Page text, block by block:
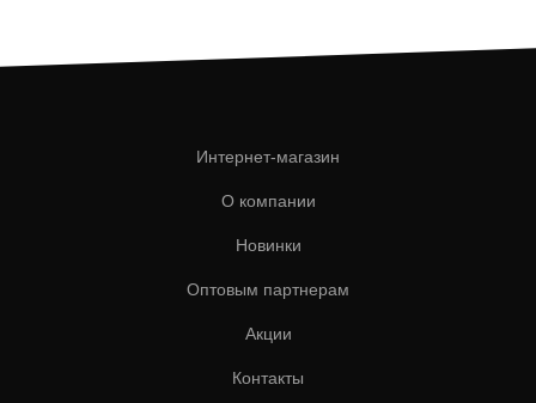
Интернет-магазин
О компании
Новинки
Оптовым партнерам
Акции
Контакты